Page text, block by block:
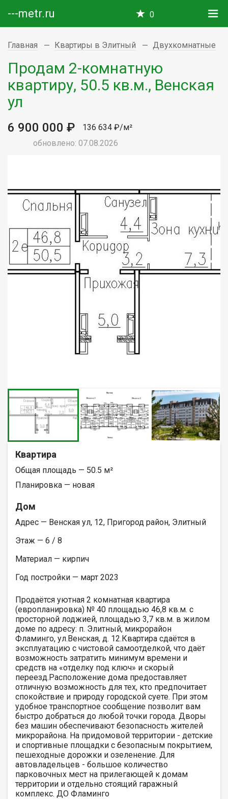
---metr.ru 0
Главная Квартиры в Элитный Двухкомнатные
Продам 2-комнатную
квартиру, 50.5 кв.м., Венская
ул
6 900 000 ₽
136 634 ₽/м²
обновлено: 07.08.2026
Квартира
Общая площадь — 50.5 м²
Планировка — новая
Дом
Адрес — Венская ул, 12, Пригород район, Элитный
Этаж — 6 / 8
Материал — кирпич
Год постройки — март 2023
Продаётся уютная 2 комнатная квартира
(европланировка) № 40 площадью 46,8 кв.м. с
просторной лоджией, площадью 3,7 кв.м. в жилом
доме по адресу: п. Элитный, микрорайон
Фламинго, ул.Венская, д. 12.Квартира сдаётся в
эксплуатацию с чистовой самоотделкой, что даёт
возможность затратить минимум времени и
средств на «отделку под ключ» и скорый
переезд.Расположение дома предоставляет
отличную возможность для тех, кто предпочитает
спокойствие и природу городской суете. При этом
удобное транспортное сообщение позволит вам
быстро добраться до любой точки города. Дворы
без машин обеспечивают безопасность жителей
микрорайона. На придомовой территории - детские
и спортивные площадки с безопасным покрытием,
пешеходные дорожки и озеленение. Для
автовладельцев - большое количество
парковочных мест на прилегающей к домам
территории и отдельно стоящий гаражный
комплекс. ДО Фламинго